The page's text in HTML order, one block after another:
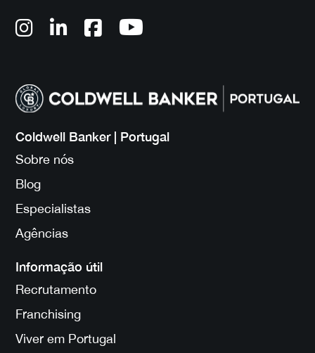
Coldwell Banker | Portugal
Sobre nós
Blog
Especialistas
Agências
Informação útil
Recrutamento
Franchising
Viver em Portugal